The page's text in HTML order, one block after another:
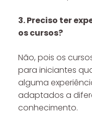
3. Preciso ter
os cursos?
Não, pois os
para iniciantes
alguma
adaptados a
conhecimento.